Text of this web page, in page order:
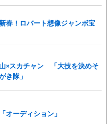
春！ロバート想像ジャンボ宝
×スカチャン 「大技を決めそ
き隊」
ーディション」